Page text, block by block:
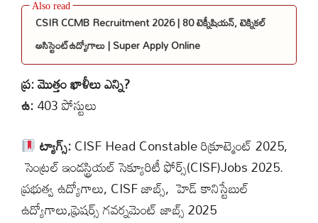
CSIR CCMB Recruitment 2026 | 80 టెక్నీషియన్, టెక్నికల్
అసిస్టెంట్ఉద్యోగాలు | Super Apply Online
ప్ర: మొత్తం ఖాళీలు ఎన్ని?
ఉ:403 పోస్టులు
ట్యాగ్స్:CISF Head Constable రిక్రూట్మెంట్ 2025,
సెంట్రల్ ఇండస్ట్రియల్ సెక్యూరిటీ ఫోర్స్(CISF)Jobs 2025.
ప్రభుత్వ ఉద్యోగాలు, CISF జాబ్స్, హెడ్ ​​కానిస్టేబుల్
ఉద్యోగాలు,ఫ్రెషర్స్ గవర్నమెంట్ జాబ్స్ 2025